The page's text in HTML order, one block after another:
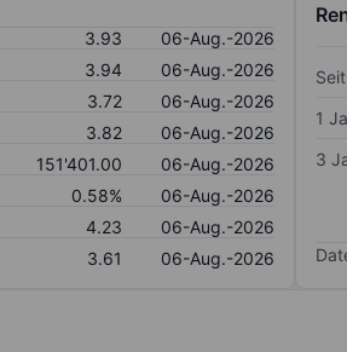
3.93
06-Aug.-2026
3.94
06-Aug.-2026
3.72
06-Aug.-2026
3.82
06-Aug.-2026
151'401.00
06-Aug.-2026
0.58%
06-Aug.-2026
4.23
06-Aug.-2026
3.61 06-Aug.-2026
1
3